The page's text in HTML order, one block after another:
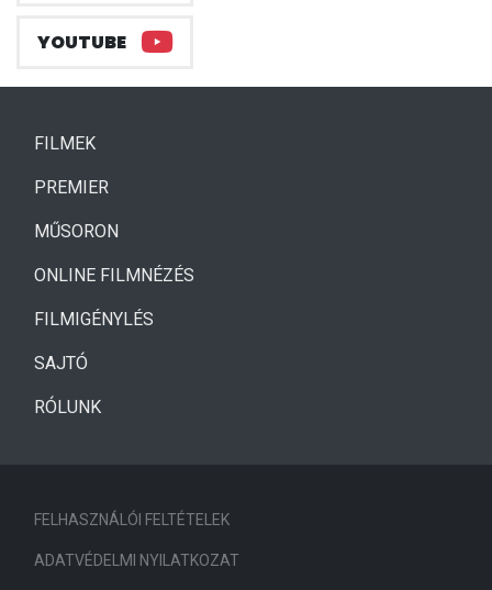
YOUTUBE
FILMEK(CURRENT)
PREMIER
MŰSORON
ONLINE FILMNÉZÉS
FILMIGÉNYLÉS
SAJTÓ
RÓLUNK
FELHASZNÁLÓI FELTÉTELEK
ADATVÉDELMI NYILATKOZAT